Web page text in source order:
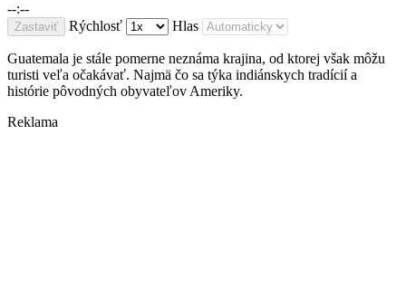
--:--
Zastaviť Rýchlosť Hlas
Guatemala je stále pomerne neznáma krajina, od ktorej však môžu
turisti veľa očakávať. Najmä čo sa týka indiánskych tradícií a
histórie pôvodných obyvateľov Ameriky.
Reklama